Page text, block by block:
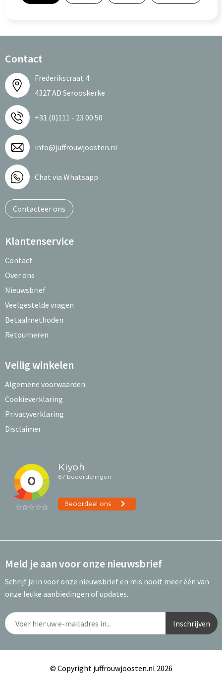
Contact
Frederikstraat 4
4327 AD Serooskerke
+31 (0)111 - 23 00 50
info@juffrouwjoosten.nl
Chat via Whatsapp
Contacteer ons
Klantenservice
Contact
Over ons
Nieuwsbrief
Veelgestelde vragen
Betaalmethoden
Retourneren
Veilig winkelen
Algemene voorwaarden
Cookieverklaring
Privacyverklaring
Disclaimer
Meld je aan voor onze nieuwsbrief
Schrijf je in voor onze nieuwsbrief en mis nooit meer één van
onze leuke aanbiedingen of updates.
© Copyright juffrouwjoosten.nl 2026